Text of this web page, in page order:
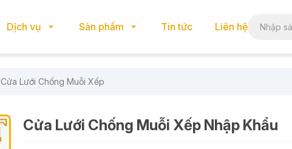
Dịch vụ Sản phẩm Tin tức Liên hệ
Cửa Lưới Chống Muỗi Xếp
Cửa Lưới Chống Muỗi Xếp Nhập Khẩu